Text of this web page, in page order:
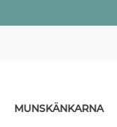
MUNSKÄNKARNA